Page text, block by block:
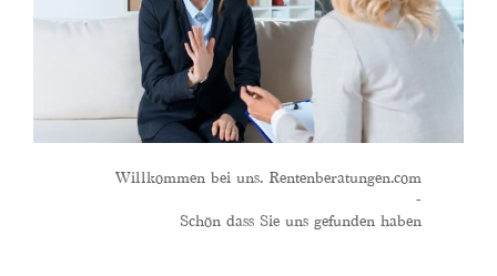
Willkommen bei uns. Rentenberatungen.com
-
Schön dass Sie uns gefunden haben